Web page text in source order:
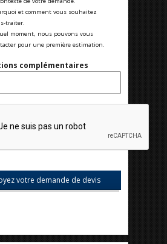
et comment vous souhaitez
traiter.
moment, nous pouvons vous
pour une première estimation.
complémentaires